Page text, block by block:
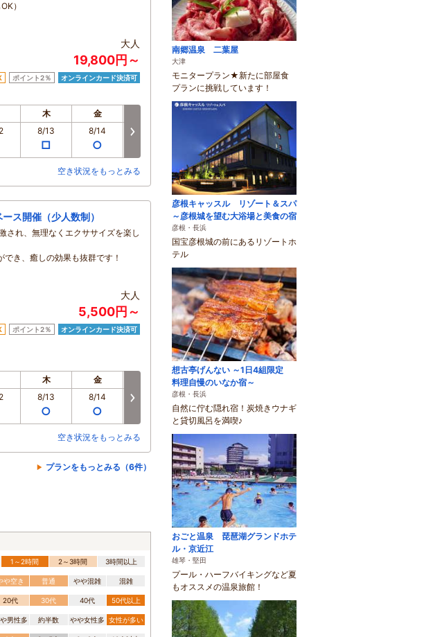
）
大人
19,800円～
ポイント2％ オンラインカード決済可
木 金 日 月
8/13
□
8/14
○ ○
8/17
○
8/18
空き状況をもっとみる
ス開催（少人数制）
され、無理なくエクササイズを楽し
き、癒しの効果も抜群です！
大人
5,500円～
ポイント2％ オンラインカード決済可
木 金 日 月
8/13
○
8/14
○
8/16
○ ○
空き状況をもっとみる
プランをもっとみる（6件）
1～2時間 2～3時間 3時間以上
や空き 普通 やや混雑 混雑
20代 30代 40代 50代以上
男性多 約半数 やや女性多 女性が多い
南郷温泉 二葉屋
大津
モニタープラン★新たに部屋食
プランに挑戦しています！
彦根キャッスル リゾート＆スパ
～彦根城を望む大浴場と美食の宿
彦根・長浜
国宝彦根城の前にあるリゾートホ
テル
想古亭げんない ～1日4組限定
料理自慢のいなか宿～
彦根・長浜
自然に佇む隠れ宿！炭焼きウナギ
と貸切風呂を満喫♪
おごと温泉 琵琶湖グランドホテ
ル・京近江
雄琴・堅田
プール・ハーフバイキングなど夏
もオススメの温泉旅館！